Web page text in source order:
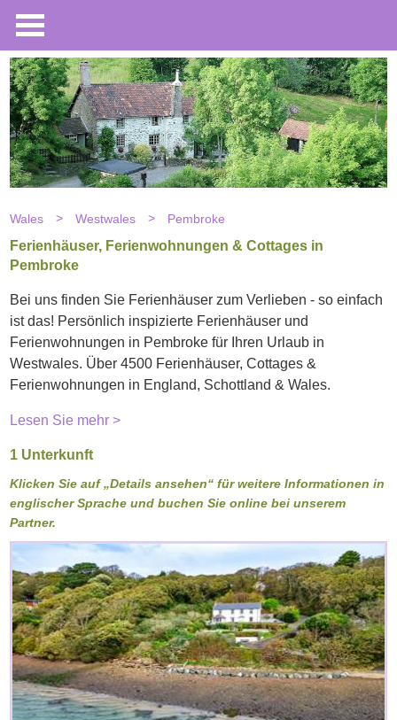
Wales Westwales Pembroke
Ferienhäuser, Ferienwohnungen & Cottages in
Pembroke
Bei uns finden Sie Ferienhäuser zum Verlieben - so einfach
ist das! Persönlich inspizierte Ferienhäuser und
Ferienwohnungen in Pembroke für Ihren Urlaub in
Westwales. Über 4500 Ferienhäuser, Cottages &
Ferienwohnungen in England, Schottland & Wales.
Lesen Sie mehr >
1 Unterkunft
Klicken Sie auf „Details ansehen“ für weitere Informationen in
englischer Sprache und buchen Sie online bei unserem
Partner.